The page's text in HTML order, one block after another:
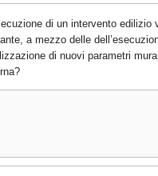
di un interventoedilizio
a mezzo delle
di nuovi parametri